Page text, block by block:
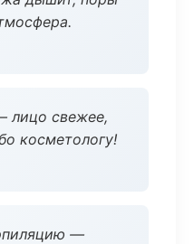
лицо свежее,
косметологу!
—